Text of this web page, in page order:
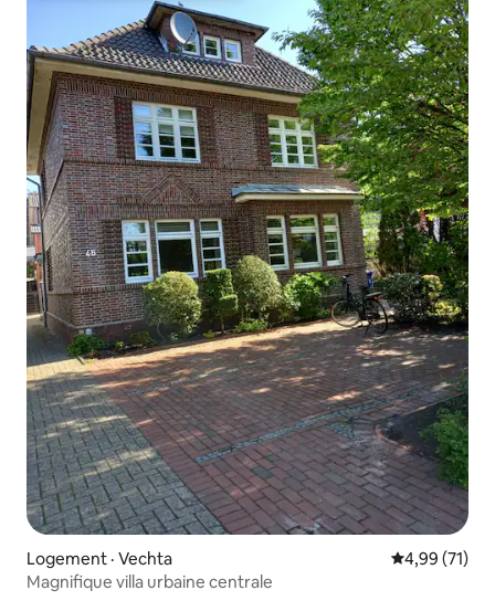
Logement · Vechta Note
4,99 (71)
Magnifique villa urbaine centrale